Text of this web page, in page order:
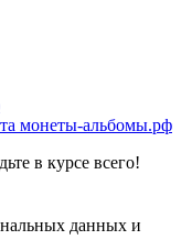
в курсе всего!
данных и